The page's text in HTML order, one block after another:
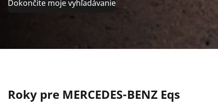
Dokončite moje vyhľadávanie
Roky pre MERCEDES-BENZ Eqs